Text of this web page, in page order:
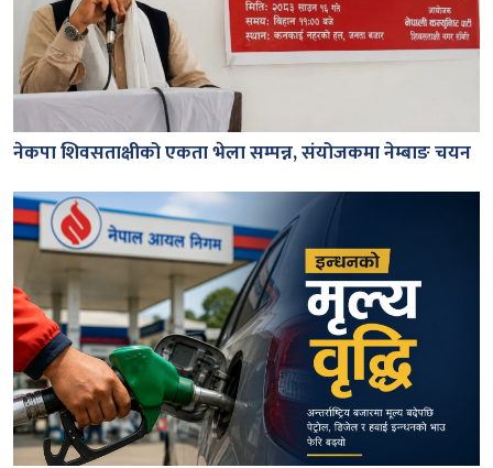
नेकपा शिवसताक्षीको एकता भेला सम्पन्न, संयोजकमा नेम्बाङ चयन